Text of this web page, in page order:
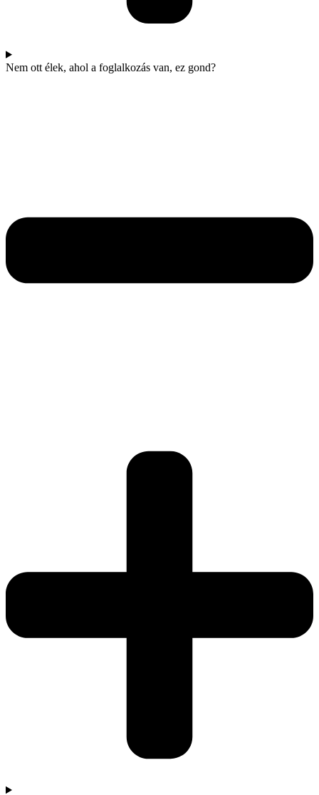
Nem ott élek, ahol a foglalkozás van, ez gond?